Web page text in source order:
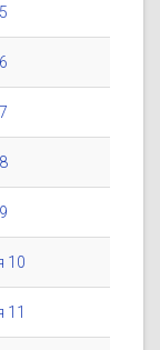
10
11